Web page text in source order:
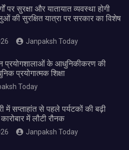
पर सुरक्षा और यातायात व्यवस्था होगी
की सुरक्षित यात्रा पर सरकार का विशेष
Janpaksh Today
प्रयोगशालाओं के आधुनिकीकरण की
प्रयोगात्मक शिक्षा
Today
में सप्ताहांत से पहले पर्यटकों की बढ़ी
में लौटी रौनक
Janpaksh Today